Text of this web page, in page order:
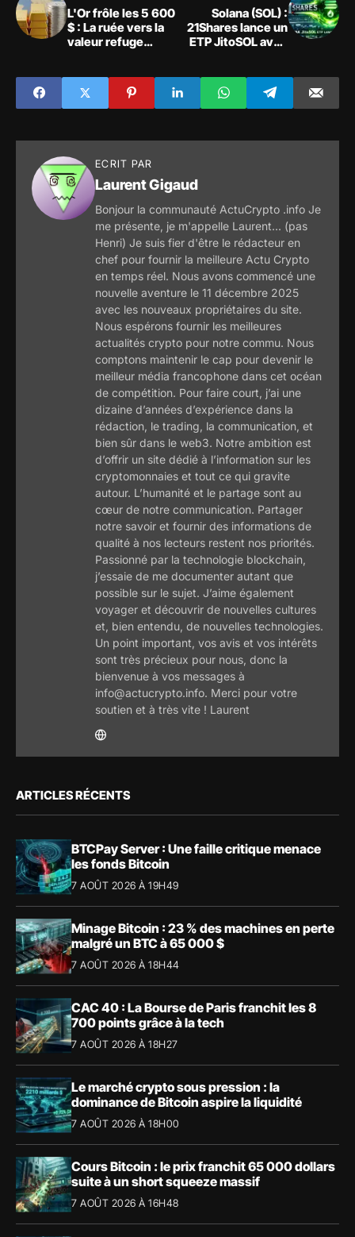
L'Or frôle les 5 600
$ : La ruée vers la
valeur refuge
Solana (SOL) :
21Shares lance un
ETP JitoSOL avec
ECRIT PAR
Laurent Gigaud
Bonjour la communauté ActuCrypto .info Je
me présente, je m'appelle Laurent... (pas
Henri) Je suis fier d'être le rédacteur en
chef pour fournir la meilleure Actu Crypto
en temps réel. Nous avons commencé une
nouvelle aventure le 11 décembre 2025
avec les nouveaux propriétaires du site.
Nous espérons fournir les meilleures
actualités crypto pour notre commu. Nous
comptons maintenir le cap pour devenir le
meilleur média francophone dans cet océan
de compétition. Pour faire court, j’ai une
dizaine d’années d’expérience dans la
rédaction, le trading, la communication, et
bien sûr dans le web3. Notre ambition est
d’offrir un site dédié à l’information sur les
cryptomonnaies et tout ce qui gravite
autour. L’humanité et le partage sont au
cœur de notre communication. Partager
notre savoir et fournir des informations de
qualité à nos lecteurs restent nos priorités.
Passionné par la technologie blockchain,
j’essaie de me documenter autant que
possible sur le sujet. J’aime également
voyager et découvrir de nouvelles cultures
et, bien entendu, de nouvelles technologies.
Un point important, vos avis et vos intérêts
sont très précieux pour nous, donc la
bienvenue à vos messages à
info@actucrypto.info. Merci pour votre
soutien et à très vite ! Laurent
ARTICLES RÉCENTS
BTCPay Server : Une faille critique menace
les fonds Bitcoin
7 AOÛT 2026 À 19H49
Minage Bitcoin : 23 % des machines en perte
malgré un BTC à 65 000 $
7 AOÛT 2026 À 18H44
CAC 40 : La Bourse de Paris franchit les 8
700 points grâce à la tech
7 AOÛT 2026 À 18H27
Le marché crypto sous pression : la
dominance de Bitcoin aspire la liquidité
7 AOÛT 2026 À 18H00
Cours Bitcoin : le prix franchit 65 000 dollars
suite à un short squeeze massif
7 AOÛT 2026 À 16H48